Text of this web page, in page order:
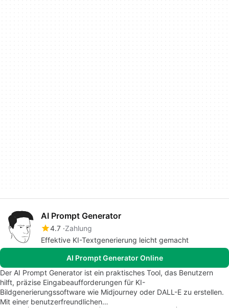
AI Prompt Generator
4.7 Zahlung
Effektive KI-Textgenerierung leicht gemacht
AI Prompt Generator Online
Der AI Prompt Generator ist ein praktisches Tool, das Benutzern
hilft, präzise Eingabeaufforderungen für KI-
Bildgenerierungssoftware wie Midjourney oder DALL-E zu erstellen.
Mit einer benutzerfreundlichen…